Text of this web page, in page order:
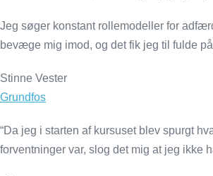
Jeg søger konstant rollemodeller for
bevæge mig imod, og det fik jeg til fulde
Stinne Vester
Grundfos
“Da jeg i starten af kursuset blev spurgt
forventninger var, slog det mig at jeg ikke